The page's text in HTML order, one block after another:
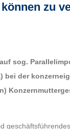
zu
sog.
bei der
geschäftsführendes